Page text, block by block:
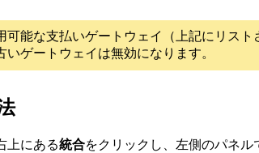
可能な支払いゲートウェイ（上記にリス
いゲートウェイは無効になります。
上にある統合をクリックし、左側のパネル